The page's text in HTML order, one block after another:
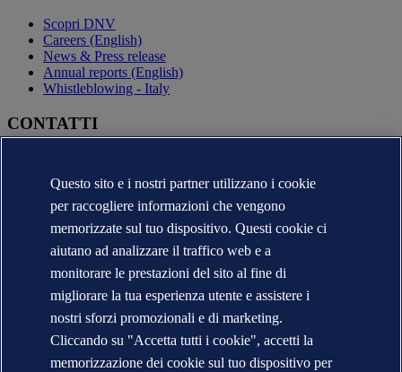
Scopri DNV
Careers (English)
News & Press release
Annual reports (English)
Whistleblowing - Italy
CONTATTI
Contatti per la stampa
Segnalazioni e Reclami
Cambio Ragione Sociale
indirizzo posta certificata
Veracity (English)
Informativa sulla privacy
Condizioni d'uso
Copyright © DNV 2026
DNV* in Italia - Ragioni Sociali e Partite I.V.A.
Informazioni sui cookies
Questo sito e i nostri partner utilizzano i cookie
per raccogliere informazioni che vengono
memorizzate sul tuo dispositivo. Questi cookie ci
aiutano ad analizzare il traffico web e a
monitorare le prestazioni del sito al fine di
migliorare la tua esperienza utente e assistere i
nostri sforzi promozionali e di marketing.
Cliccando su "Accetta tutti i cookie", accetti la
memorizzazione dei cookie sul tuo dispositivo per